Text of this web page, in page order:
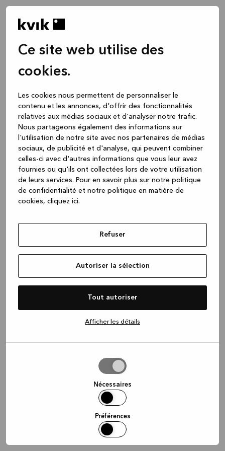
Ce site web utilise des
cookies.
Les cookies nous permettent de personnaliser le
contenu et les annonces, d'offrir des fonctionnalités
relatives aux médias sociaux et d'analyser notre trafic.
Nous partageons également des informations sur
l'utilisation de notre site avec nos partenaires de médias
sociaux, de publicité et d'analyse, qui peuvent combiner
celles-ci avec d'autres informations que vous leur avez
fournies ou qu'ils ont collectées lors de votre utilisation
de leurs services. Pour en savoir plus sur notre politique
de confidentialité et notre politique en matière de
cookies, cliquez ici.
Refuser
Autoriser la sélection
Tout autoriser
Afficher les détails
Nécessaires
Préférences
loadingwww.kvik.be (see the browser console for more
information)